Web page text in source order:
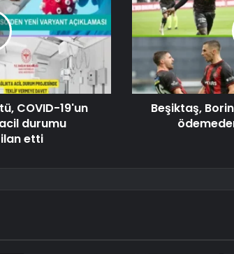
COVID-19'un
durumu
ilan etti
Beşiktaş,